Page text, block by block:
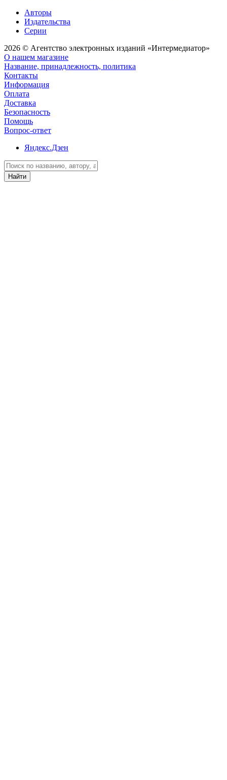
Авторы
Издательства
Серии
2026 © Агентство электронных изданий «Интермедиатор»
О нашем магазине
Название, принадлежность, политика
Контакты
Информация
Оплата
Доставка
Безопасность
Помощь
Вопрос-ответ
Яндекс.Дзен
Найти